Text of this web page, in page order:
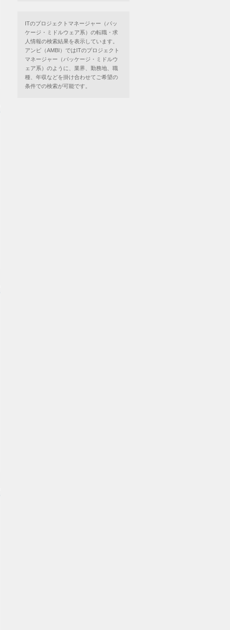
ITのプロジェクトマネージャー（パッ
ケージ・ミドルウェア系）の転職・求
人情報の検索結果を表示しています。
アンビ（AMBI）ではITのプロジェクト
マネージャー（パッケージ・ミドルウ
ェア系）のように、業界、勤務地、職
種、年収などを掛け合わせてご希望の
条件での検索が可能です。